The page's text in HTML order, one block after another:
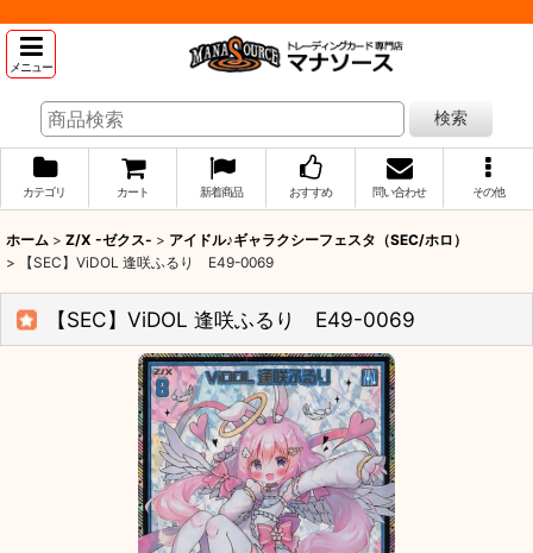
メニュー
検索
カテゴリ カート 新着商品 おすすめ 問い合わせ その他
ホーム > Z/X -ゼクス- > アイドル♪ギャラクシーフェスタ（SEC/ホロ）
>
【SEC】ViDOL 逢咲ふるり E49-0069
【SEC】ViDOL 逢咲ふるり E49-0069